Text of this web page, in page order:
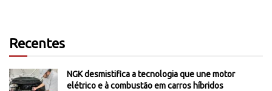
Recentes
NGK desmistifica a tecnologia que une motor
elétrico e à combustão em carros híbridos